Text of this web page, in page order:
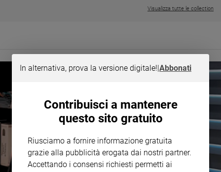
Riflessioni
Podcast
Privacy
Visualizza tutte le collection
In alternativa, prova la versione digitale!|Abbonati
Contribuisci a mantenere
questo sito gratuito
Riusciamo a fornire informazione gratuita
grazie alla pubblicità erogata dai nostri partner.
Accettando i consensi richiesti permetti ai